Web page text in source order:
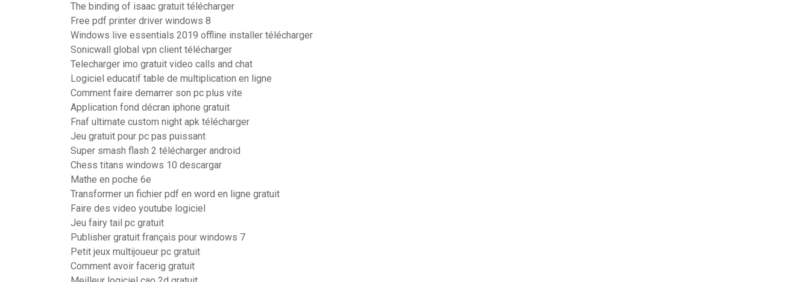
The binding of isaac gratuit télécharger
Free pdf printer driver windows 8
Windows live essentials 2019 offline installer télécharger
Sonicwall global vpn client télécharger
Telecharger imo gratuit video calls and chat
Logiciel educatif table de multiplication en ligne
Comment faire demarrer son pc plus vite
Application fond décran iphone gratuit
Fnaf ultimate custom night apk télécharger
Jeu gratuit pour pc pas puissant
Super smash flash 2 télécharger android
Chess titans windows 10 descargar
Mathe en poche 6e
Transformer un fichier pdf en word en ligne gratuit
Faire des video youtube logiciel
Jeu fairy tail pc gratuit
Publisher gratuit français pour windows 7
Petit jeux multijoueur pc gratuit
Comment avoir facerig gratuit